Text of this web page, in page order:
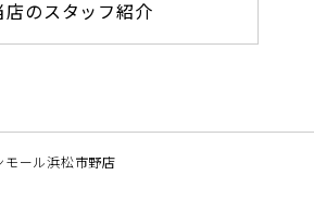
店のスタッフ紹介
モール浜松市野店